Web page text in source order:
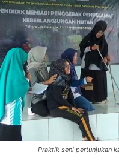
Praktik seni pertunjukan